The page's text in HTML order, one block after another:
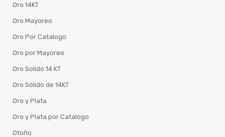
Oro 14KT
Oro Mayoreo
Oro Por Catalogo
Oro por Mayoreo
Oro Solido 14 KT
Oro Sólido de 14KT
Oro y Plata
Oro y Plata por Catalogo
Otoño